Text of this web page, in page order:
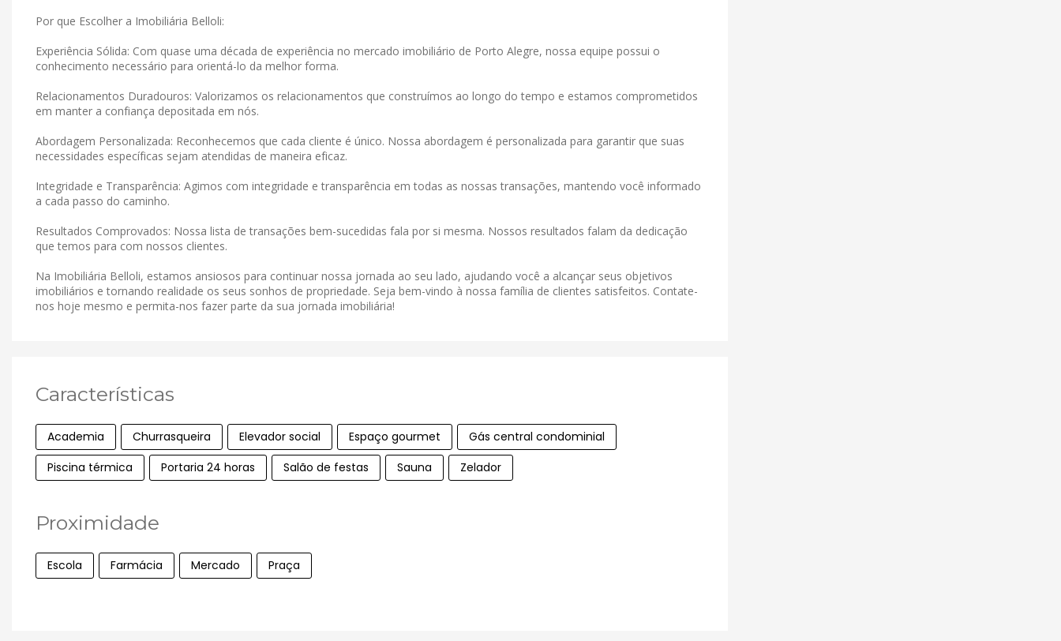
Por que Escolher a Imobiliária Belloli:
Experiência Sólida: Com quase uma década de experiência no mercado imobiliário de Porto Alegre, nossa equipe possui o
conhecimento necessário para orientá-lo da melhor forma.
Relacionamentos Duradouros: Valorizamos os relacionamentos que construímos ao longo do tempo e estamos comprometidos
em manter a confiança depositada em nós.
Abordagem Personalizada: Reconhecemos que cada cliente é único. Nossa abordagem é personalizada para garantir que suas
necessidades específicas sejam atendidas de maneira eficaz.
Integridade e Transparência: Agimos com integridade e transparência em todas as nossas transações, mantendo você informado
a cada passo do caminho.
Resultados Comprovados: Nossa lista de transações bem-sucedidas fala por si mesma. Nossos resultados falam da dedicação
que temos para com nossos clientes.
Na Imobiliária Belloli, estamos ansiosos para continuar nossa jornada ao seu lado, ajudando você a alcançar seus objetivos
imobiliários e tornando realidade os seus sonhos de propriedade. Seja bem-vindo à nossa família de clientes satisfeitos. Contate-
nos hoje mesmo e permita-nos fazer parte da sua jornada imobiliária!
Características
Academia Churrasqueira Elevador social Espaço gourmet
Gás central condominial
Piscina térmica
Portaria 24 horas Salão de festas Sauna Zelador
Proximidade
Escola Farmácia Mercado Praça